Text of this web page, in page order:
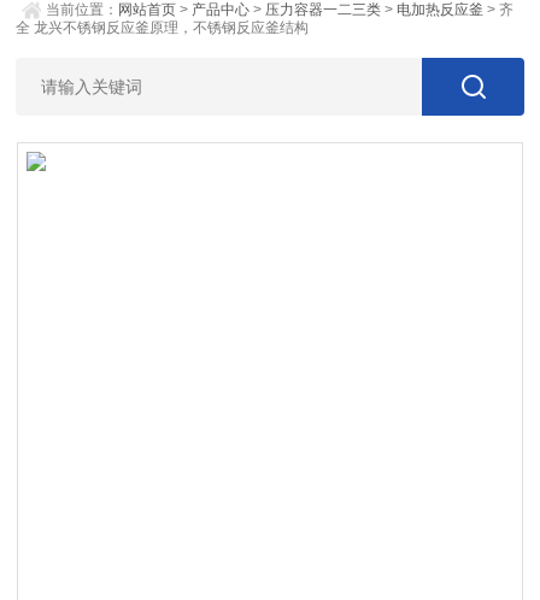
当前位置： 网站首页 > 产品中心 > 压力容器一二三类 > 电加热反应釜 > 齐
全 龙兴不锈钢反应釜原理，不锈钢反应釜结构